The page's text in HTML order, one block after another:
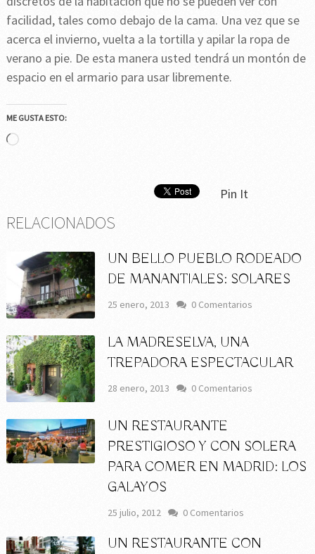
facilidad, tales como debajo de la cama. Una vez que se
acerca el invierno, vuelta a la tortilla y apilar la ropa de
verano a pie. De esta manera usted tendrá un montón de
espacio en el armario para usar libremente.
ME GUSTA ESTO:
Cargando...
Pin It
RELACIONADOS
UN BELLO PUEBLO RODEADO
DE MANANTIALES: SOLARES
25 enero, 2013 0 Comentarios
LA MADRESELVA, UNA
TREPADORA ESPECTACULAR
28 enero, 2013 0 Comentarios
UN RESTAURANTE
PRESTIGIOSO Y CON SOLERA
PARA COMER EN MADRID: LOS
GALAYOS
25 julio, 2012 0 Comentarios
UN RESTAURANTE CON